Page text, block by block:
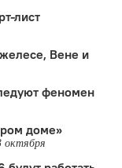
лист
Вене и
феномен
доме»
октября